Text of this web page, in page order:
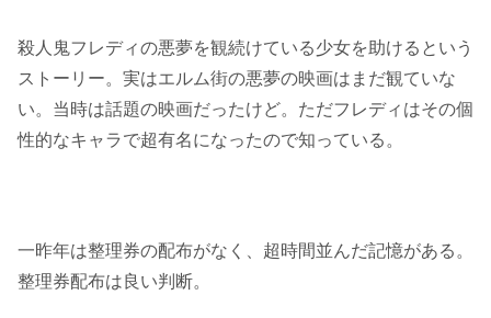
殺人鬼フレディの悪夢を観続けている少女を助けるという
ストーリー。実はエルム街の悪夢の映画はまだ観ていな
い。当時は話題の映画だったけど。ただフレディはその個
性的なキャラで超有名になったので知っている。
一昨年は整理券の配布がなく、超時間並んだ記憶がある。
整理券配布は良い判断。